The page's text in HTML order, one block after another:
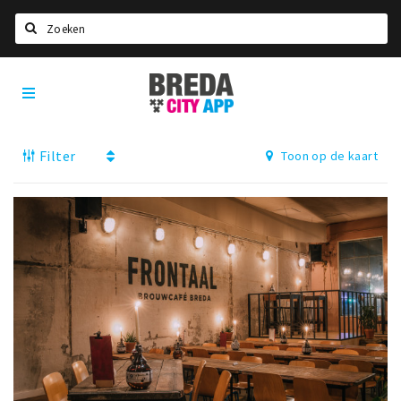
Home
Deals
Nieuws, interviews & blogs
Eten
Drinken
Slapen
Recreatief
Winkels
Breda
City
App
Filter Toon op de kaart